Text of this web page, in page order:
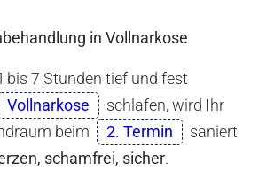
in Vollnarkose
bis 7 Stunden tief und fest
Vollnarkose
schlafen, wird Ihr
beim
2. Termin
saniert
schamfrei, sicher.